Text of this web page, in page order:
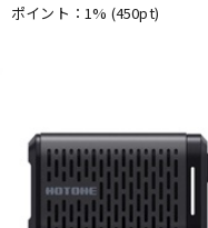
ポイント：1% (450pt)